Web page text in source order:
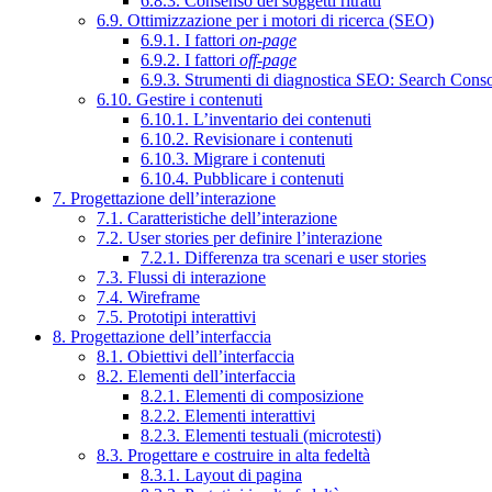
6.9. Ottimizzazione per i motori di ricerca (SEO)
6.9.1. I fattori on-page
6.9.2. I fattori off-page
6.9.3. Strumenti di diagnostica SEO: Search
6.10. Gestire i contenuti
6.10.1. L’inventario dei contenuti
6.10.2. Revisionare i contenuti
6.10.3. Migrare i contenuti
6.10.4. Pubblicare i contenuti
7. Progettazione dell’interazione
7.1. Caratteristiche dell’interazione
7.2. User stories per definire l’interazione
7.2.1. Differenza tra scenari e user stories
7.3. Flussi di interazione
7.4. Wireframe
7.5. Prototipi interattivi
8. Progettazione dell’interfaccia
8.1. Obiettivi dell’interfaccia
8.2. Elementi dell’interfaccia
8.2.1. Elementi di composizione
8.2.2. Elementi interattivi
8.2.3. Elementi testuali (microtesti)
8.3. Progettare e costruire in alta fedeltà
8.3.1. Layout di pagina